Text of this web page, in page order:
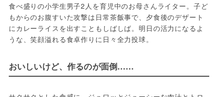
食べ盛りの小学生男子2人を育児中のお母さんライター。子ど
もからのお腹すいた攻撃は日常茶飯事で、夕食後のデザート
にカレーライスを出すこともしばしば。明日の活力になるよ
うな、笑顔溢れる食卓作りに日々全力投球。
おいしいけど、作るのが面倒……